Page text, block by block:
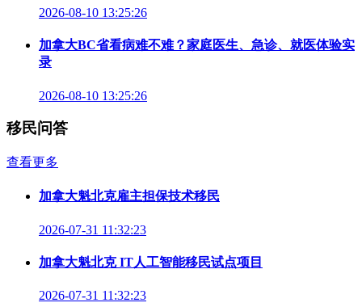
2026-08-10 13:25:26
加拿大BC省看病难不难？家庭医生、急诊、就医体验实
录
2026-08-10 13:25:26
移民问答
查看更多
加拿大魁北克雇主担保技术移民
2026-07-31 11:32:23
加拿大魁北克 IT人工智能移民试点项目
2026-07-31 11:32:23